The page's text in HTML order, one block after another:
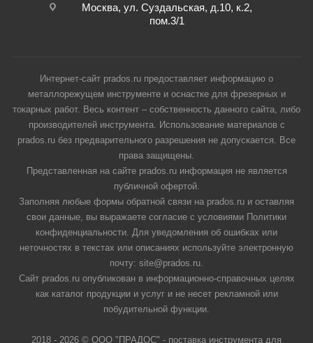
Москва, ул. Суздальская, д.10, к.2,
пом.3/1
Интернет-сайт prados.ru предоставляет информацию о
металлорежущем инструменте и оснастке для фрезерных и
токарных работ. Весь контент – собственность данного сайта, либо
производителей инструмента. Использование материалов с
prados.ru без предварительного разрешения не допускается. Все
права защищены.
Представленная на сайте prados.ru информация не является
публичной офертой.
Заполняя любые формы обратной связи на prados.ru и оставляя
свои данные, вы выражаете согласие с условиями Политики
конфиденциальности. Для уведомления об ошибках или
неточностях в текстах или описаниях используйте электронную
почту: site@prados.ru.
Сайт prados.ru опубликован в информационно-справочных целях
как каталог продукции и услуг и не несет рекламной или
побудительной функции.
2018 - 2026 © ООО "ПРАДОС" - поставка инструмента для